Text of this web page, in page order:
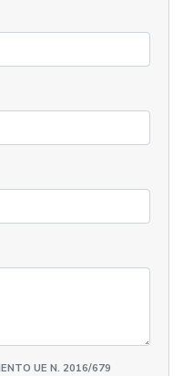
UE N. 2016/679